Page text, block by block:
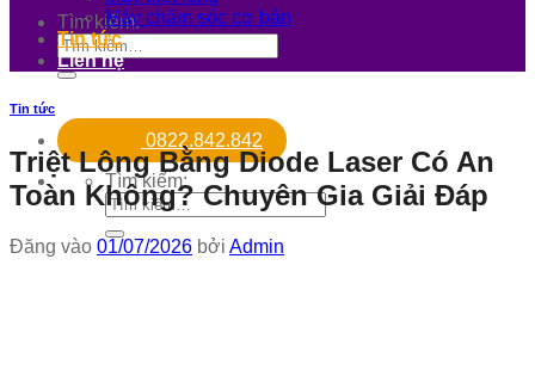
Tìm kiếm:
0822.842.842
Tìm kiếm:
Máy chăm sóc cơ bản
Tin tức
Liên hệ
Tin tức
Triệt Lông Bằng Diode Laser Có An
Toàn Không? Chuyên Gia Giải Đáp
Đăng vào 01/07/2026 bởi Admin